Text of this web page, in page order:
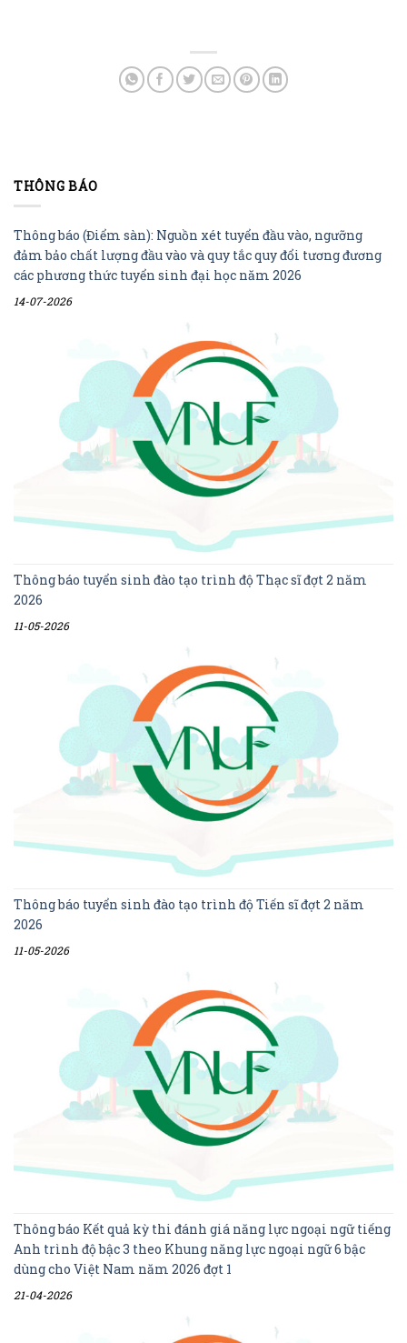
THÔNG BÁO
Thông báo (Điểm sàn): Nguồn xét tuyển đầu vào, ngưỡng
đảm bảo chất lượng đầu vào và quy tắc quy đổi tương đương
các phương thức tuyển sinh đại học năm 2026
14-07-2026
Thông báo tuyển sinh đào tạo trình độ Thạc sĩ đợt 2 năm
2026
11-05-2026
Thông báo tuyển sinh đào tạo trình độ Tiến sĩ đợt 2 năm
2026
11-05-2026
Thông báo Kết quả kỳ thi đánh giá năng lực ngoại ngữ tiếng
Anh trình độ bậc 3 theo Khung năng lực ngoại ngữ 6 bậc
dùng cho Việt Nam năm 2026 đợt 1
21-04-2026